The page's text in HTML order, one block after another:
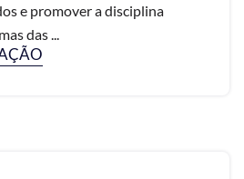
e promover a disciplina
das ...